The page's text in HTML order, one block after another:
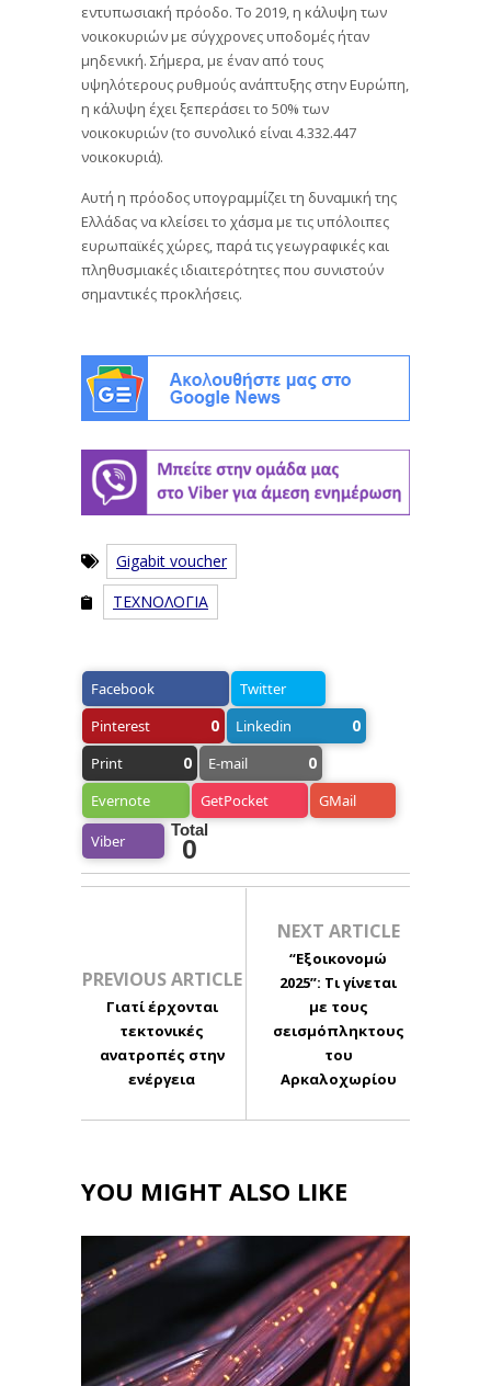
εντυπωσιακή πρόοδο. Το 2019, η κάλυψη των
νοικοκυριών με σύγχρονες υποδομές ήταν
μηδενική. Σήμερα, με έναν από τους
υψηλότερους ρυθμούς ανάπτυξης στην Ευρώπη,
η κάλυψη έχει ξεπεράσει το 50% των
νοικοκυριών (το συνολικό είναι 4.332.447
νοικοκυριά).
Αυτή η πρόοδος υπογραμμίζει τη δυναμική της
Ελλάδας να κλείσει το χάσμα με τις υπόλοιπες
ευρωπαϊκές χώρες, παρά τις γεωγραφικές και
πληθυσμιακές ιδιαιτερότητες που συνιστούν
σημαντικές προκλήσεις.
Gigabit voucher
ΤΕΧΝΟΛΟΓΙΑ
Facebook
Twitter
Pinterest
0 Linkedin 0
Print 0 E-mail 0
Evernote GetPocket GMail
Viber
Total
0
PREVIOUS ARTICLE
Γιατί έρχονται
τεκτονικές
ανατροπές στην
ενέργεια
NEXT ARTICLE
“Εξοικονομώ
2025”: Τι γίνεται
με τους
σεισμόπληκτους
του
Αρκαλοχωρίου
YOU MIGHT ALSO LIKE